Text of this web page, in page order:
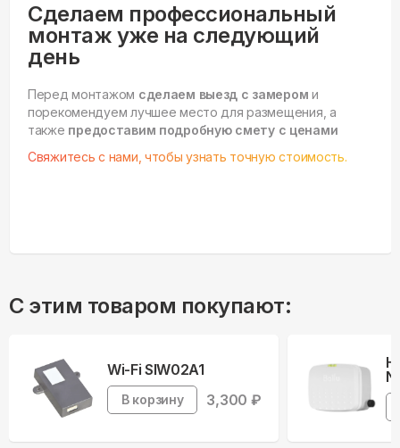
Сделаем профессиональный
монтаж уже на следующий
день
Перед монтажом сделаем выезд с замером и
порекомендуем лучшее место для размещения, а
также предоставим подробную смету с ценами
Свяжитесь с нами, чтобы узнать точную стоимость.
С этим товаром покупают:
Wi-Fi SIW02A1
В корзину 3,300 ₽